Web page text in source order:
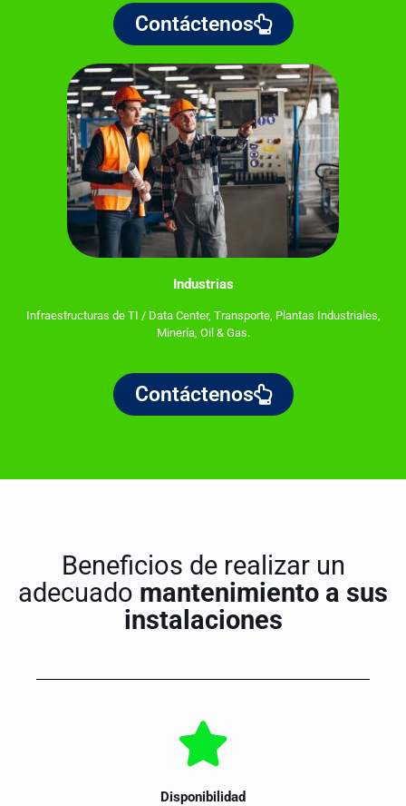
Contáctenos
Industrias
Infraestructuras de TI / Data Center, Transporte, Plantas Industriales,
Minería, Oil & Gas.
Contáctenos
Beneficios de realizar un
adecuado mantenimiento a sus
instalaciones
Disponibilidad